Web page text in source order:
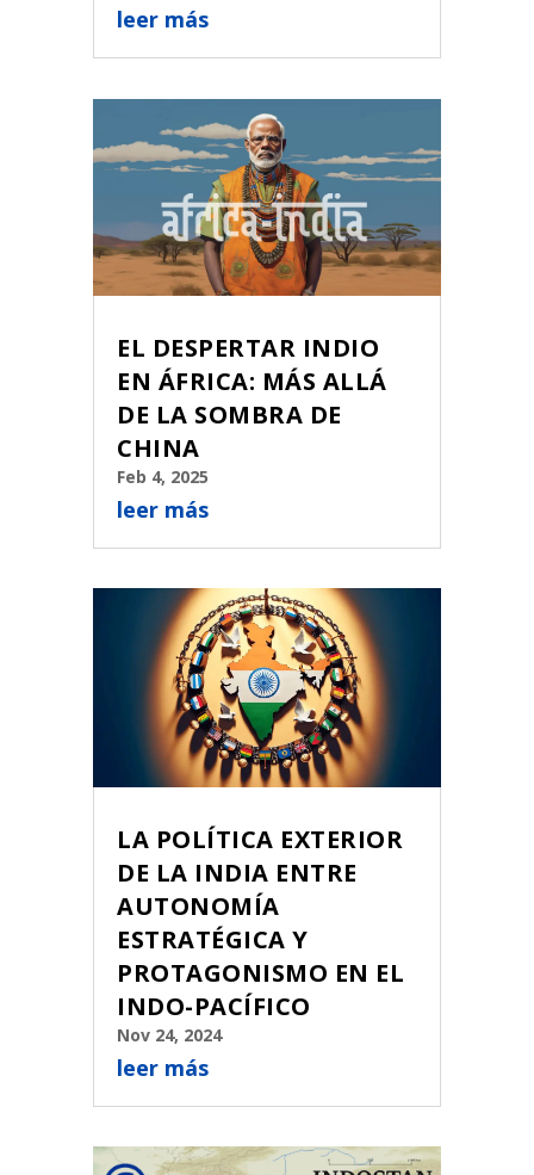
leer más
EL DESPERTAR INDIO
EN ÁFRICA: MÁS ALLÁ
DE LA SOMBRA DE
CHINA
Feb 4, 2025
leer más
LA POLÍTICA EXTERIOR
DE LA INDIA ENTRE
AUTONOMÍA
ESTRATÉGICA Y
PROTAGONISMO EN EL
INDO-PACÍFICO
Nov 24, 2024
leer más